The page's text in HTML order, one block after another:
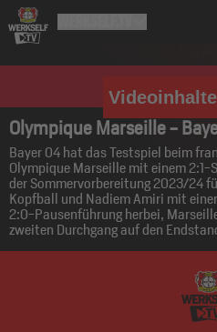
Olympique Marseille -
Bayer 04 hat das Testspiel beim
Olympique Marseille mit einem 2:1-
der Sommervorbereitung 2023/24
Kopfball und Nadiem Amiri mit
2:0-Pausenführung herbei,
zweiten Durchgang auf den